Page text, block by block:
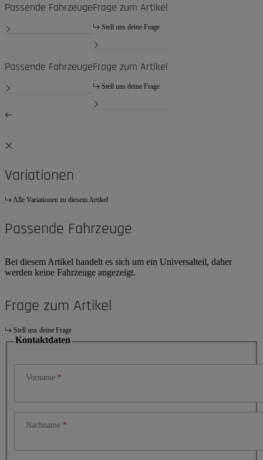
Passende FahrzeugeFrage zum Artikel
Stell uns deine Frage
Passende FahrzeugeFrage zum Artikel
Stell uns deine Frage
Variationen
Alle Variationen zu diesem Artikel
Passende Fahrzeuge
Bei diesem Artikel handelt es sich um ein Universalteil, daher
werden keine Fahrzeuge angezeigt.
Frage zum Artikel
Stell uns deine Frage
Kontaktdaten
Vorname
Nachname